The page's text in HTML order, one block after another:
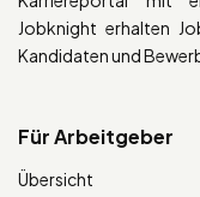
Jobknight erhalten
Kandidaten und
Für Arbeitgeber
Übersicht